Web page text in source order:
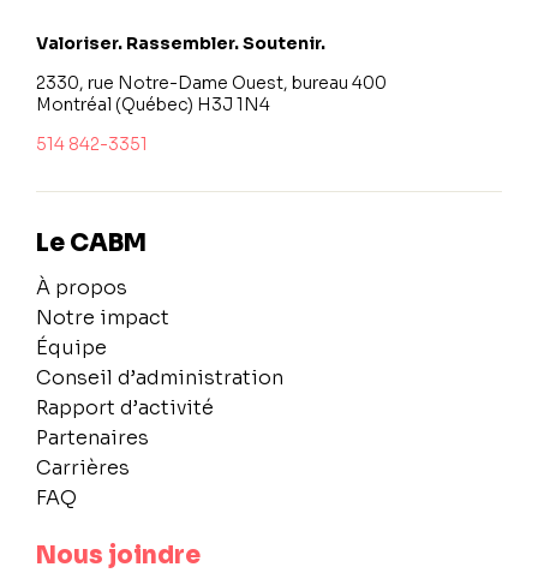
Valoriser. Rassembler. Soutenir.
2330, rue Notre-Dame Ouest, bureau 400
Montréal (Québec) H3J 1N4
514 842-3351
Le CABM
À propos
Notre impact
Équipe
Conseil d’administration
Rapport d’activité
Partenaires
Carrières
FAQ
Nous joindre